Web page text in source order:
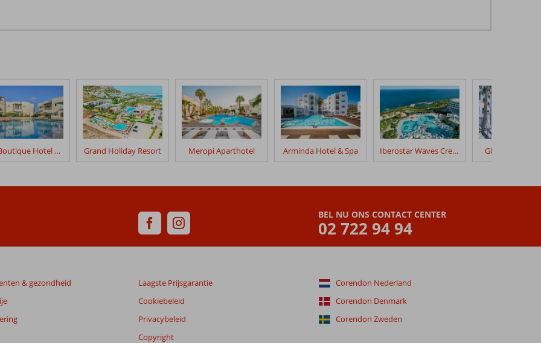
Elia Boutique Hotel by S Resorts Grand Holiday Resort Meropi Aparthotel Arminda Hotel & Spa Iberostar Waves Creta Panorama & Mare Glaros Beach
BEL NU ONS CONTACT CENTER
02 722 94 94
& gezondheid
Laagste Prijsgarantie
Cookiebeleid
Privacybeleid
Copyright
Corendon Nederland
Corendon Denmark
Corendon Zweden